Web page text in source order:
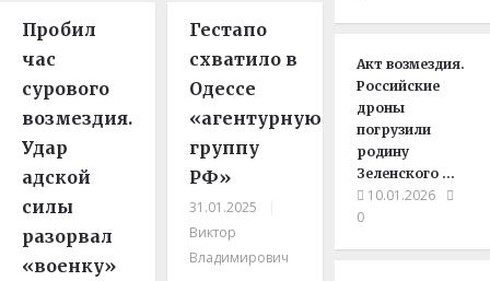
Пробил
час
сурового
возмездия.
Удар
адской
силы
разорвал
«военку»
Гестапо
схватило в
Одессе
«агентурную
группу
РФ»
31.01.2025
Виктор
Владимирович
Акт возмездия.
Российские
дроны
погрузили
родину
Зеленского …
10.01.2026
0